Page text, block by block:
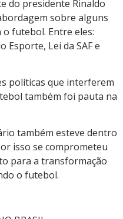
do presidente Rinaldo
sobre alguns
futebol. Entre eles:
Esporte, Lei da SAF e
políticas que interferem
também foi pauta na
também esteve dentro
isso se comprometeu
para a transformação
o futebol.